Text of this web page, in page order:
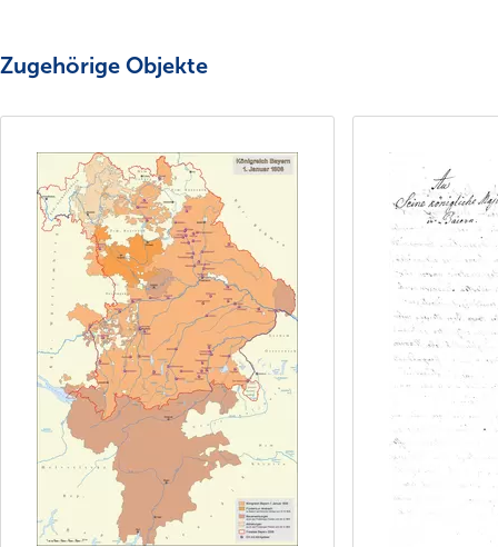
Zugehörige Objekte